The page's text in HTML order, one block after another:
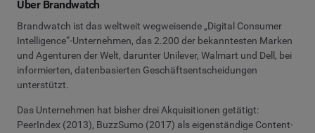
Über Brandwatch
Brandwatch ist das weltweit wegweisende „Digital Consumer
Intelligence“-Unternehmen, das 2.200 der bekanntesten Marken
und Agenturen der Welt, darunter Unilever, Walmart und Dell, bei
informierten, datenbasierten Geschäftsentscheidungen
unterstützt.
Das Unternehmen hat bisher drei Akquisitionen getätigt:
PeerIndex (2013), BuzzSumo (2017) als eigenständige Content-